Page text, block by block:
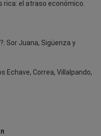
rica: el atraso económico.
Sor Juana, Sigüenza y
Echave, Correa, Villalpando,